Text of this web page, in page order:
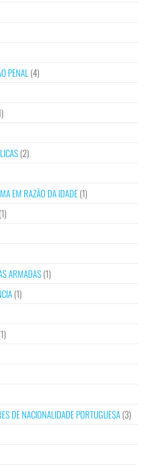
PENAL(4)
(2)
EM RAZÃO DA IDADE(1)
(1)
ARMADAS(1)
(1)
DE NACIONALIDADE PORTUGUESA(3)